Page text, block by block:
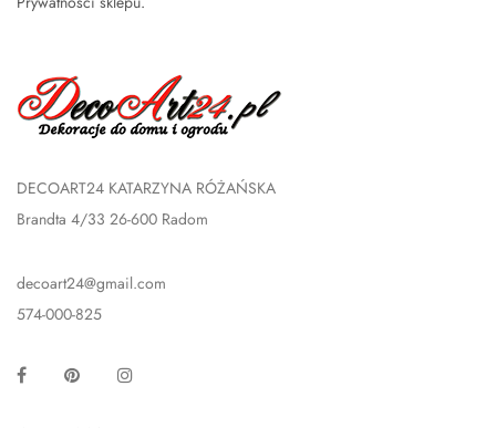
DECOART24 KATARZYNA RÓŻAŃSKA
Brandta 4/33 26-600 Radom
decoart24@gmail.com
574-000-825
Facebook Pinterest